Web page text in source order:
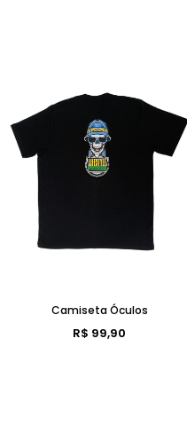
Camiseta Óculos
R$ 99,90